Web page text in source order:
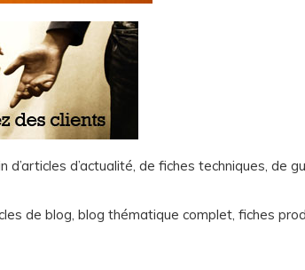
d’actualité, de fiches techniques, de
de blog, blog thématique complet, fiches